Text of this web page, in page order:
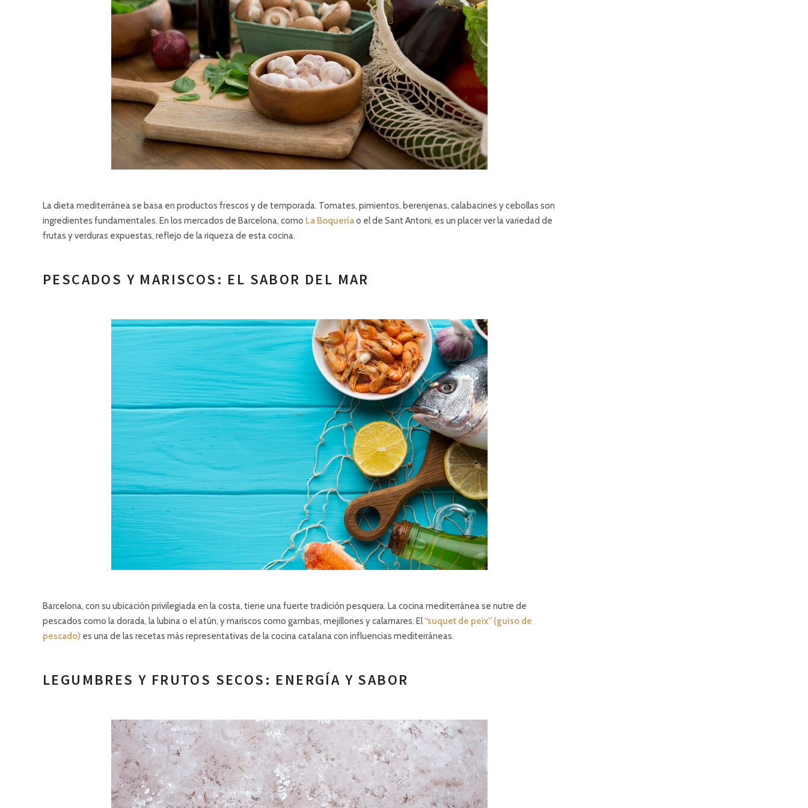
La dieta mediterránea se basa en productos frescos y de temporada. Tomates, pimientos, berenjenas, calabacines y cebollas son
ingredientes fundamentales. En los mercados de Barcelona, como La Boqueríao el de Sant Antoni, es un placer ver la variedad de
frutas y verduras expuestas, reflejo de la riqueza de esta cocina.
PESCADOS Y MARISCOS: EL SABOR DEL MAR
Barcelona, con su ubicación privilegiada en la costa, tiene una fuerte tradición pesquera. La cocina mediterránea se nutre de
pescados como la dorada, la lubina o el atún, y mariscos como gambas, mejillones y calamares. El“suquet de peix” (guiso de
pescado) es una de las recetas más representativas de la cocina catalana con influencias mediterráneas.
LEGUMBRES Y FRUTOS SECOS: ENERGÍA Y SABOR